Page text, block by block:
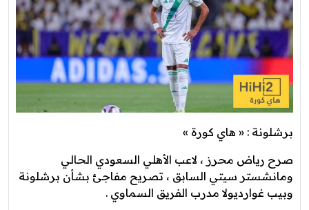
برشلونة : « هاي كورة »
صرح رياض محرز ، لاعب الأهلي السعودي الحالي
ومانشستر سيتي السابق ، تصريح مفاجئ بشأن برشلونة
وبيب غوارديولا مدرب الفريق السماوي .